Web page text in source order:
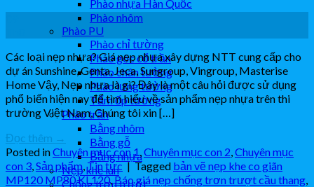
Phào nhựa Hàn Quốc
Phào nhôm
Phào PU
Phào chỉ tường
Phào góc cổ trần
Phào chân tường
Phào lưng tường
Tấm ốp tường
Phào trần
Bằng nhôm
Bằng gỗ
Bằng nhựa
Nẹp khe lún
Chống trơn trượt
Các loại nẹp nhựa? Giá nẹp nhựa xây dựng NTT cung cấp cho
dự án Sunshine, Genta, Jeca, Sungroup, Vingroup, Masterise
Home Vậy, Nẹp nhựa là gì? Đây là một câu hỏi được sử dụng
phổ biến hiện nay để tìm hiểu về sản phẩm nẹp nhựa trên thi
trường Việt Nam, Chúng tôi xin […]
Đọc thêm →
Posted inChuyên mục con 1 Chuyên mục con 2 Chuyên mục
con 3 Sản phẩm ,Tin tức|Tagged bản vẽ nẹp khe co giãn
MP120 MP80 KL120,Báo giá nẹp chống trơn trượt cầu thang